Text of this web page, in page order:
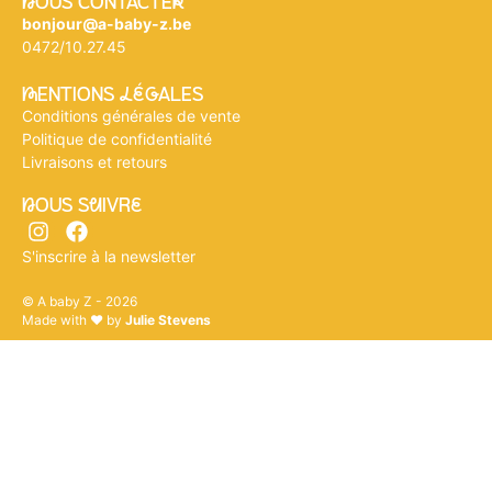
bonjour@a-baby-z.be
0472/10.27.45
mENTIONS légALES
Conditions générales de vente
Politique de confidentialité
Livraisons et retours
nOUS SuIVRe
S'inscrire à la newsletter
© A baby Z - 2026
Made with ♥ by Julie Stevens